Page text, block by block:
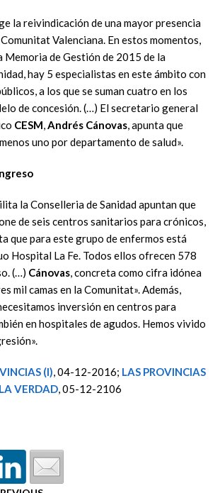
la reivindicación de una mayor presencia
Valenciana. En estos momentos,
Memoria de Gestión de 2015 de la
hay 5 especialistas en este ámbito con
a los que se suman cuatro en los
de concesión. (…) El secretario general
CESM,Andrés Cánovas, apunta que
uno por departamento de salud».
la Conselleria de Sanidad apuntan que
de seis centros sanitarios para crónicos,
que para este grupo de enfermos está
Hospital La Fe. Todos ellos ofrecen 578
(…) Cánovas, concreta como cifra idónea
mil camas en la Comunitat». Además,
inversión en centros para
en hospitales de agudos. Hemos vivido
(I), 04-12-2016; LAS PROVINCIAS
LA VERDAD, 05-12-2106